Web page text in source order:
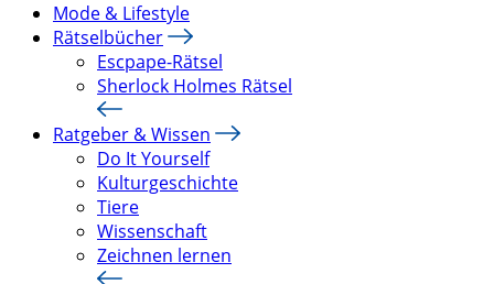
Mode & Lifestyle
Rätselbücher
Escpape-Rätsel
Sherlock Holmes Rätsel
Ratgeber & Wissen
Do It Yourself
Kulturgeschichte
Tiere
Wissenschaft
Zeichnen lernen